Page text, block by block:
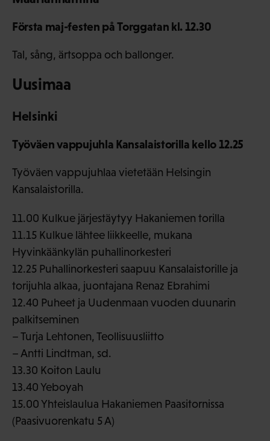
Första maj-festen på Torggatan kl. 12.30
Tal, sång, ärtsoppa och ballonger.
Uusimaa
Helsinki
Työväen vappujuhla Kansalaistorilla kello 12.25
Työväen vappujuhlaa vietetään Helsingin
Kansalaistorilla.
11.00 Kulkue järjestäytyy Hakaniemen torilla
11.15 Kulkue lähtee liikkeelle, mukana
Hyvinkäänkylän puhallinorkesteri
12.25 Puhallinorkesteri saapuu Kansalaistorille ja
torijuhla alkaa, juontajana Renaz Ebrahimi
12.40 Puheet ja Uudenmaan vuoden duunarin
palkitseminen
– Turja Lehtonen, Teollisuusliitto
– Antti Lindtman, sd.
13.30 Koiton Laulu
13.40 Yeboyah
15.00 Yhteislaulua Hakaniemen Paasitornissa
(Paasivuorenkatu 5 A)